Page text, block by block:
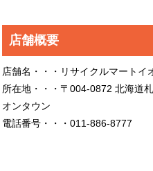
店舗概要
店舗名・・・リサイクルマートイ
所在地・・・〒004-0872 北海道
オンタウン
電話番号・・・011-886-8777